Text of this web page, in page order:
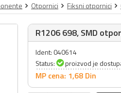
Otpornici Fiksni otpornici
R1206 698, SMD
Ident: 040614
Status:
proizvod je
MP cena: 1,68 Din